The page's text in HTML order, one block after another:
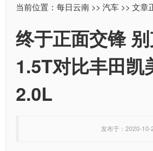
当前位置： 每日云南 >> 汽车 >> 文章
终于正面交锋
1.5T对比丰田凯
2.0L
发布于：2020-